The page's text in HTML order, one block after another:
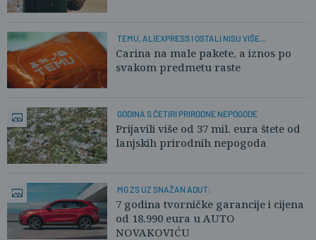
TEMU, ALIEXPRESS I OSTALI NISU VIŠE
„PREJEFTINI“
Carina na male pakete, a iznos po
svakom predmetu raste
GODINA S ČETIRI PRIRODNE NEPOGODE
Prijavili više od 37 mil. eura štete od
lanjskih prirodnih nepogoda
MG ZS UZ SNAŽAN ADUT:
7 godina tvorničke garancije i cijena
od 18.990 eura u AUTO
NOVAKOVIĆU